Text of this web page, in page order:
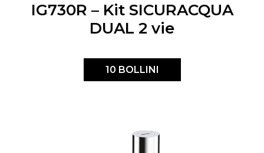
IG730R – Kit SICURACQUA
DUAL 2 vie
10 BOLLINI